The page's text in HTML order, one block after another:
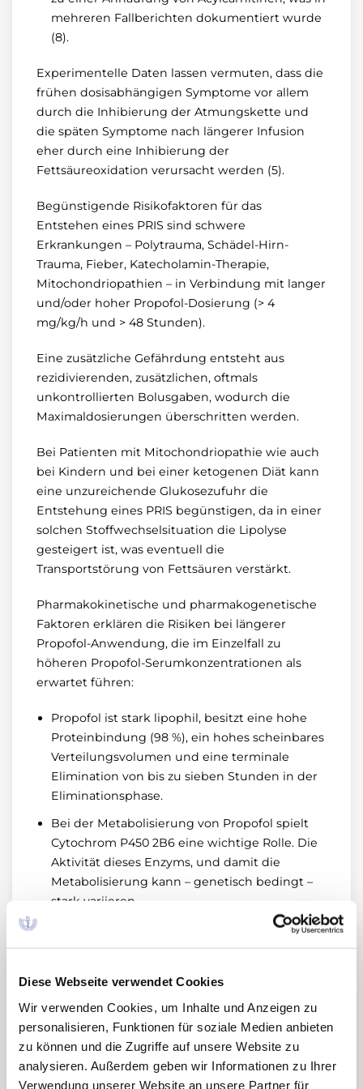
Diese Webseite verwendet Cookies
Wir verwenden Cookies, um Inhalte und Anzeigen zu
personalisieren, Funktionen für soziale Medien anbieten
zu können und die Zugriffe auf unsere Website zu
analysieren. Außerdem geben wir Informationen zu Ihrer
Verwendung unserer Website an unsere Partner für
mehreren Fallberichten dokumentiert wurde
(8).
Experimentelle Daten lassen vermuten, dass die
frühen dosisabhängigen Symptome vor allem
durch die Inhibierung der Atmungskette und
die späten Symptome nach längerer Infusion
eher durch eine Inhibierung der
Fettsäureoxidation verursacht werden (5).
Begünstigende Risikofaktoren für das
Entstehen eines PRIS sind schwere
Erkrankungen – Polytrauma, Schädel-Hirn-
Trauma, Fieber, Katecholamin-Therapie,
Mitochondriopathien – in Verbindung mit langer
und/oder hoher Propofol-Dosierung (> 4
mg/kg/h und > 48 Stunden).
Eine zusätzliche Gefährdung entsteht aus
rezidivierenden, zusätzlichen, oftmals
unkontrollierten Bolusgaben, wodurch die
Maximaldosierungen überschritten werden.
Bei Patienten mit Mitochondriopathie wie auch
bei Kindern und bei einer ketogenen Diät kann
eine unzureichende Glukosezufuhr die
Entstehung eines PRIS begünstigen, da in einer
solchen Stoffwechselsituation die Lipolyse
gesteigert ist, was eventuell die
Transportstörung von Fettsäuren verstärkt.
Pharmakokinetische und pharmakogenetische
Faktoren erklären die Risiken bei längerer
Propofol-Anwendung, die im Einzelfall zu
höheren Propofol-Serumkonzentrationen als
erwartet führen:
Propofol ist stark lipophil, besitzt eine hohe
Proteinbindung (98 %), ein hohes scheinbares
Verteilungsvolumen und eine terminale
Elimination von bis zu sieben Stunden in der
Eliminationsphase.
Bei der Metabolisierung von Propofol spielt
Cytochrom P450 2B6 eine wichtige Rolle. Die
Aktivität dieses Enzyms, und damit die
Metabolisierung kann – genetisch bedingt –
stark variieren.
Bei Kindern ist das Verteilungsvolumen bis
zum Vorschulalter größer als bei Erwachsenen
erforderlich sein kann (2,5–4 mg, vgl.
Fachinformationen). Da Kinder aber bei
langdauernden Narkosen eine deutlich
verlängerte kontextsensitive Halbwertszeit
aufweisen, ist nach ca. einer Stunde eine
deutliche Dosisreduktion erforderlich, bei